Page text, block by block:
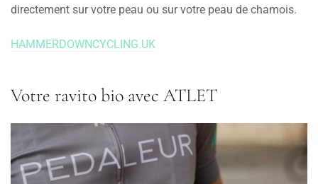
directement sur votre peau ou sur votre peau de chamois.
HAMMERDOWNCYCLING.UK
Votre ravito bio avec ATLET